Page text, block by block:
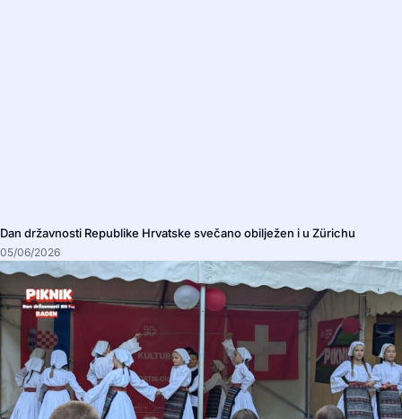
Dan državnosti Republike Hrvatske svečano obilježen i u Zürichu
05/06/2026